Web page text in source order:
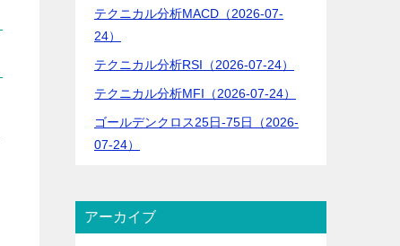
テクニカル分析MACD（2026-07-
24）
テクニカル分析RSI（2026-07-24）
テクニカル分析MFI（2026-07-24）
ゴールデンクロス25日-75日（2026-
07-24）
アーカイブ